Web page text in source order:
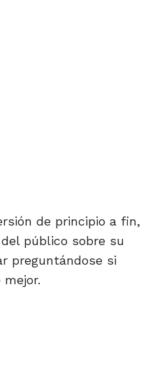
de principio a fin,
público sobre su
preguntándose si